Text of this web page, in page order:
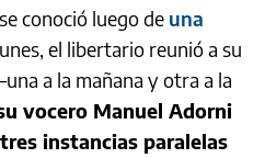
conoció luego de una
el libertario reunió a su
a la mañana y otra a la
vocero Manuel Adorni
instancias paralelas